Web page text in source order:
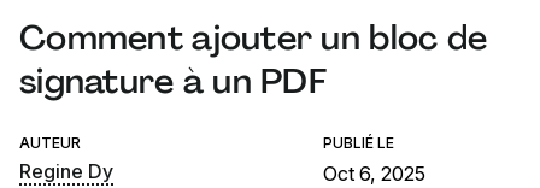
Comment ajouter un bloc de
signature à un PDF
AUTEUR
Regine Dy
PUBLIÉ LE
Oct 6, 2025